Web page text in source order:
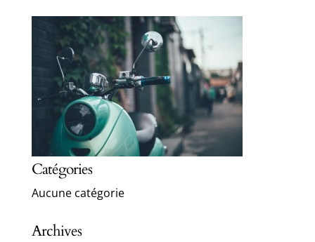
Catégories
Aucune catégorie
Archives